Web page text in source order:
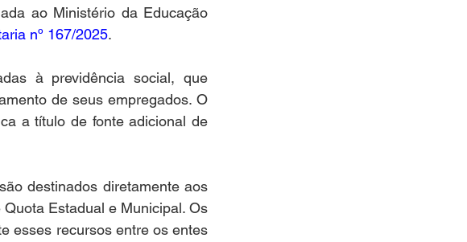
ao Ministério da Educação
nº 167/2025.
à previdência social, que
de seus empregados. O
a título de fonte adicional de
destinados diretamente aos
Quota Estadual e Municipal. Os
esses recursos entre os entes